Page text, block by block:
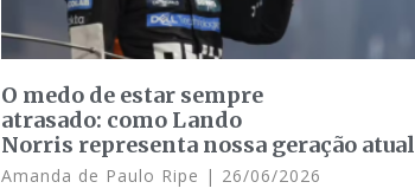
O medo de estar sempre
atrasado: como Lando
Norris representa nossa geração atual
Amanda de Paulo Ripe 26/06/2026